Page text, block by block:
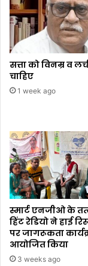
सत्ता को विनम्र व
चाहिए
1 week ago
स्मार्ट एनजीओ के
हिंट रेडियो ने हाई
पर जागरूकता
आयोजित किया
3 weeks ago